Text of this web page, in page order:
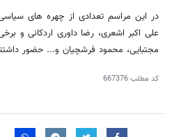
در این مراسم تعدادی از چهره های
علی اکبر اشعری، رضا داوری اردکانی و
مجتبایی، محمود فرشچیان و... حضور
کد مطلب667376